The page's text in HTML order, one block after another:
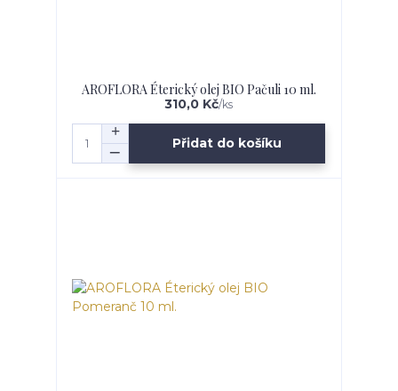
AROFLORA Éterický olej BIO Pačuli 10 ml.
310,0 Kč/ks
Přidat do košíku